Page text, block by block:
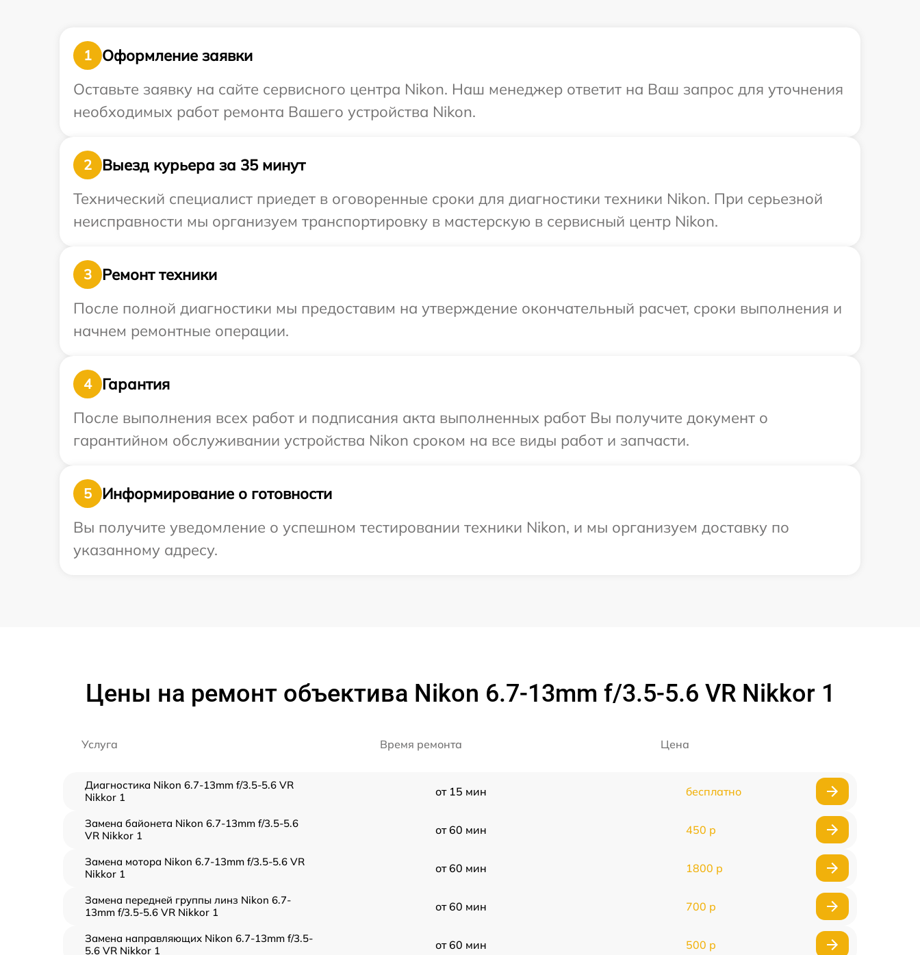
1
Оформление заявки
Оставьте заявку на сайте сервисного центра Nikon. Наш менеджер ответит на Ваш запрос для уточнения
необходимых работ ремонта Вашего устройства Nikon.
2
Выезд курьера за 35 минут
Технический специалист приедет в оговоренные сроки для диагностики техники Nikon. При серьезной
неисправности мы организуем транспортировку в мастерскую в сервисный центр Nikon.
3
Ремонт техники
После полной диагностики мы предоставим на утверждение окончательный расчет, сроки выполнения и
начнем ремонтные операции.
4
Гарантия
После выполнения всех работ и подписания акта выполненных работ Вы получите документ о
гарантийном обслуживании устройства Nikon сроком на все виды работ и запчасти.
5
Информирование о готовности
Вы получите уведомление о успешном тестировании техники Nikon, и мы организуем доставку по
указанному адресу.
Цены на ремонт объектива Nikon 6.7-13mm f/3.5-5.6 VR Nikkor 1
Услуга Время ремонта Цена
Диагностика Nikon 6.7-13mm f/3.5-5.6 VR
Nikkor 1
от 15 мин бесплатно
Замена байонета Nikon 6.7-13mm f/3.5-5.6
VR Nikkor 1
от 60 мин 450 р
Замена мотора Nikon 6.7-13mm f/3.5-5.6 VR
Nikkor 1
от 60 мин 1800 р
Замена передней группы линз Nikon 6.7-
13mm f/3.5-5.6 VR Nikkor 1
от 60 мин 700 р
Замена направляющих Nikon 6.7-13mm f/3.5-
5.6 VR Nikkor 1
от 60 мин 500 р